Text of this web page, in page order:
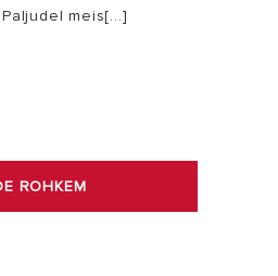
meis[...]
ROHKEM